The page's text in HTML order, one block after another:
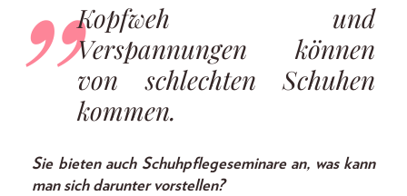
Kopfweh und
Verspannungen können
von schlechten Schuhen
kommen.
Sie bieten auch Schuhpflegeseminare an, was kann
man sich darunter vorstellen?